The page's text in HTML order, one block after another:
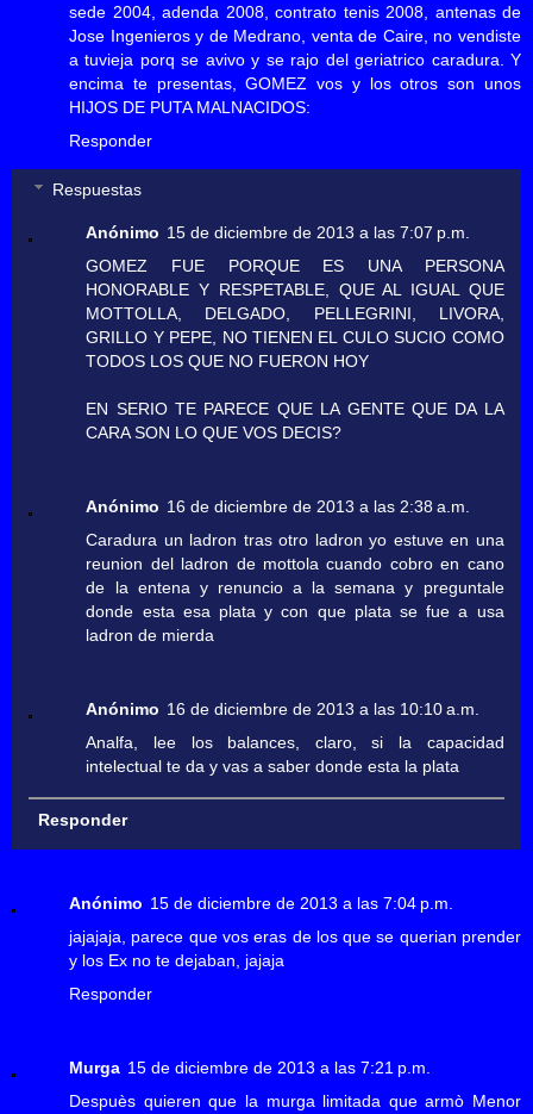
sede 2004, adenda 2008, contrato tenis 2008, antenas de
Jose Ingenieros y de Medrano, venta de Caire, no vendiste
a tuvieja porq se avivo y se rajo del geriatrico caradura. Y
encima te presentas, GOMEZ vos y los otros son unos
HIJOS DE PUTA MALNACIDOS:
Responder
Respuestas
Anónimo 15 de diciembre de 2013 a las 7:07 p.m.
GOMEZ FUE PORQUE ES UNA PERSONA
HONORABLE Y RESPETABLE, QUE AL IGUAL QUE
MOTTOLLA, DELGADO, PELLEGRINI, LIVORA,
GRILLO Y PEPE, NO TIENEN EL CULO SUCIO COMO
TODOS LOS QUE NO FUERON HOY
EN SERIO TE PARECE QUE LA GENTE QUE DA LA
CARA SON LO QUE VOS DECIS?
Anónimo 16 de diciembre de 2013 a las 2:38 a.m.
Caradura un ladron tras otro ladron yo estuve en una
reunion del ladron de mottola cuando cobro en cano
de la entena y renuncio a la semana y preguntale
donde esta esa plata y con que plata se fue a usa
ladron de mierda
Anónimo 16 de diciembre de 2013 a las 10:10 a.m.
Analfa, lee los balances, claro, si la capacidad
intelectual te da y vas a saber donde esta la plata
Responder
Anónimo 15 de diciembre de 2013 a las 7:04 p.m.
jajajaja, parece que vos eras de los que se querian prender
y los Ex no te dejaban, jajaja
Responder
Murga 15 de diciembre de 2013 a las 7:21 p.m.
Despuès quieren que la murga limitada que armò Menor